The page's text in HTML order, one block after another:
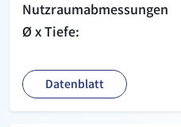
Nutzraum­abmessungen
Ø x Tiefe:
Datenblatt